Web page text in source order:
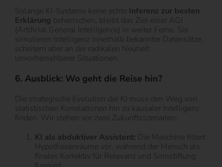
Solange KI-Systeme keine echte Inferenz zur besten
Erklärung beherrschen, bleibt das Ziel einer AGI
(Artificial General Intelligence) in weiter Ferne. Sie
simulieren Intelligenz innerhalb bekannter Datensätze,
scheitern aber an der radikalen Neuheit
unvorhersehbarer Situationen.
6. Ausblick: Wo geht die Reise hin?
Die strategische Evolution der KI muss den Weg von
statistischen Korrelationen hin zu kausaler Intelligenz
finden. Wir stehen vor zwei Zukunftsszenarien:
KI als abduktiver Assistent: Die Maschine filtert
Hypothesenräume vor, während der Mensch als
finales Korrektiv für Relevanz und Sinnstiftung